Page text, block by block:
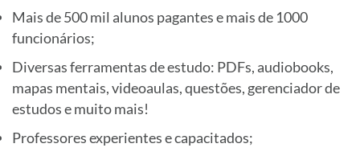
Mais de 500 mil alunos pagantes e mais de 1000
funcionários;
Diversas ferramentas de estudo: PDFs, audiobooks,
mapas mentais, videoaulas, questões, gerenciador de
estudos e muito mais!
Professores experientes e capacitados;